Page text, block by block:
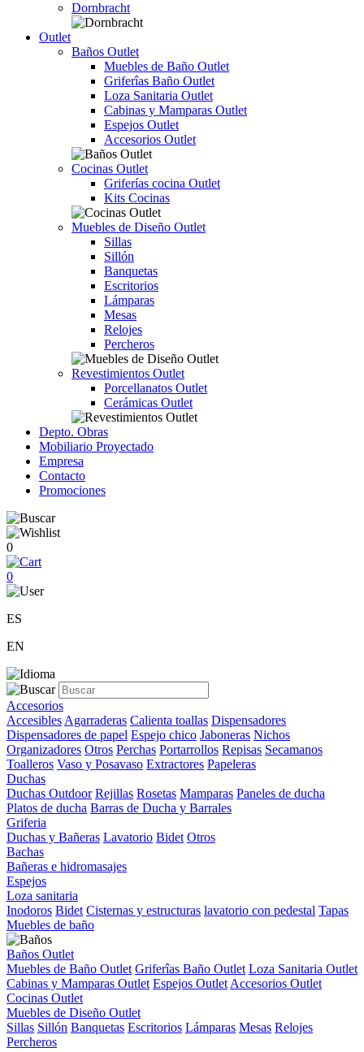
Dornbracht
Outlet
Baños Outlet
Muebles de Baño Outlet
Griferîas Baño Outlet
Loza Sanitaria Outlet
Cabinas y Mamparas Outlet
Espejos Outlet
Accesorios Outlet
Cocinas Outlet
Griferías cocina Outlet
Kits Cocinas
Muebles de Diseño Outlet
Sillas
Sillón
Banquetas
Escritorios
Lámparas
Mesas
Relojes
Percheros
Revestimientos Outlet
Porcellanatos Outlet
Cerámicas Outlet
Depto. Obras
Mobiliario Proyectado
Empresa
Contacto
Promociones
0
0
ES
EN
Accesorios
Accesibles Agarraderas Calienta toallas Dispensadores
Dispensadores de papel Espejo chico Jaboneras Nichos
Organizadores Otros Perchas Portarrollos Repisas Secamanos
Toalleros Vaso y Posavaso Extractores Papeleras
Duchas
Duchas Outdoor Rejillas Rosetas Mamparas Paneles de ducha
Platos de ducha Barras de Ducha y Barrales
Griferia
Duchas y Bañeras Lavatorio Bidet Otros
Bachas
Bañeras e hidromasajes
Espejos
Loza sanitaria
Inodoros Bidet Cisternas y estructuras lavatorio con pedestal Tapas
Muebles de baño
Baños Outlet
Muebles de Baño Outlet Griferîas Baño Outlet Loza Sanitaria Outlet
Cabinas y Mamparas Outlet Espejos Outlet Accesorios Outlet
Cocinas Outlet
Muebles de Diseño Outlet
Sillas Sillón Banquetas Escritorios Lámparas Mesas Relojes
Percheros